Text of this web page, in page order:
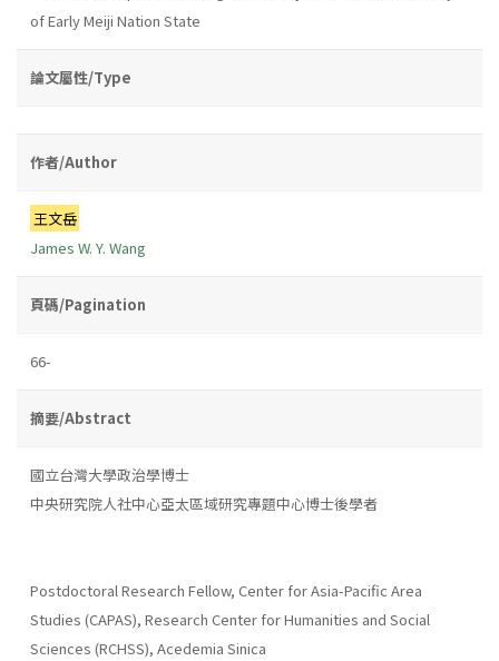
of Early Meiji Nation State
論文屬性/Type
作者/Author
王文岳
James W. Y. Wang
頁碼/Pagination
66-
摘要/Abstract
國立台灣大學政治學博士
中央研究院人社中心亞太區域研究專題中心博士後學者
Postdoctoral Research Fellow, Center for Asia-Pacific Area
Studies (CAPAS), Research Center for Humanities and Social
Sciences (RCHSS), Acedemia Sinica